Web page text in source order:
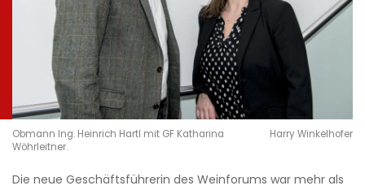
Obmann Ing. Heinrich Hartl mit GF Katharina
Wöhrleitner.
Harry Winkelhofer
Die neue Geschäftsführerin des Weinforums war mehr als